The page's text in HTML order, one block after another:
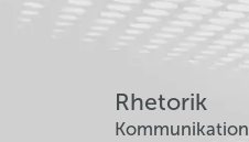
Rhetorik
Kommunikation